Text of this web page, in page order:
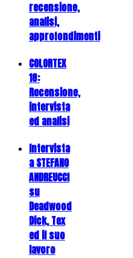
recensione,
analisi,
approfondimenti
COLORTEX
18:
Recensione,
intervista
ed analisi
Intervista
a STEFANO
ANDREUCCI
su
Deadwood
Dick, Tex
ed il suo
lavoro